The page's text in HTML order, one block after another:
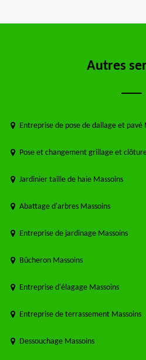
Autres
Entreprise de pose de dallage et pavé
Pose et changement grillage et
Jardinier taille de haie Massoins
Abattage d'arbres Massoins
Entreprise de jardinage Massoins
Bûcheron Massoins
Entreprise d'élagage Massoins
Entreprise de terrassement Massoins
Dessouchage Massoins